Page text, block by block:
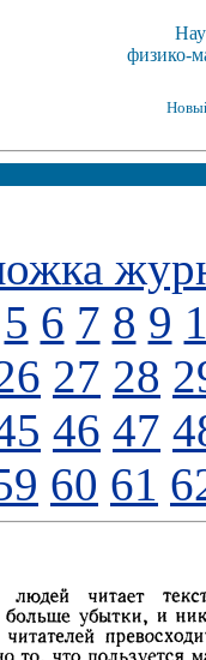
физико-
5 6 7 8 9
27 28
46 47
60 61